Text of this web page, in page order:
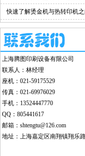
越走越远
快速了解烫金机与热转印机
差别
上海腾图印刷设备有限公司
联系人：林经理
座机：021-59175529
传真：021-69976029
手机：13524447770
QQ：805441617
邮箱：shtengtu@126.com
地址：上海嘉定区南翔镇翔乐